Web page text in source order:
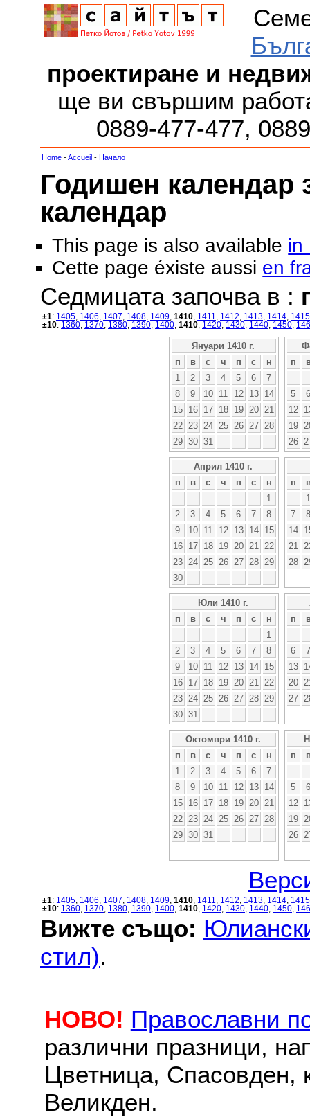
проектиране и
ще ви свършим
0889-477-477,
Home -Accueil - Начало
Годишен календар
календар
This page is also available in
Cette page éxiste aussi en
Седмицата започва в :
±1: 1405 1406 1407 1408 1409 1410 1411 1412 1413 1414 1415
±10: 1360 1370 1380 1390 1400 1410 1420 1430 1440 1450
Януари 1410 г.
п
в с ч п с
н
1
2 3 4 5 6
7
8
9 10 11 12 13
14
15
16 17 18 19 20
21
22
23 24 25 26 27
28
29 30 31
п
5
6
12
19
26
Април 1410 г.
п
в с ч п с
н
1
2
3 4 5 6 7
8
9
10 11 12 13 14
15
16
17 18 19 20 21
22
23
24 25 26 27 28
29
30
п
1
7
8
14
21
28
Юли 1410 г.
п
в с ч п с
н
1
2
3 4 5 6 7
8
9
10 11 12 13 14
15
16
17 18 19 20 21
22
23
24 25 26 27 28
29
30 31
п
6
7
13
20
27
Октомври 1410 г.
п
в с ч п с
н
1
2 3 4 5 6
7
8
9 10 11 12 13
14
15
16 17 18 19 20
21
22
23 24 25 26 27
28
29 30 31
п
5
6
12
19
26
±1: 1405 1406 1407 1408 1409 1410 1411 1412 1413 1414 1415
±10: 1360 1370 1380 1390 1400 1410 1420 1430 1440 1450
Вижте също:
стил).
НОВО! Православни
различни празници,
Цветница, Спасовден,
Великден.